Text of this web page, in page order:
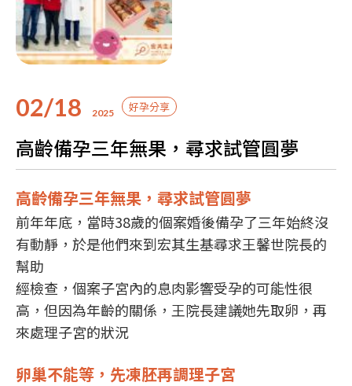
02/18 2025 好孕分享
高齡備孕三年無果，尋求試管圓夢
高齡備孕三年無果，尋求試管圓夢
前年年底，當時38歲的個案婚後備孕了三年始終沒
有動靜，於是他們來到宏其生基尋求王馨世院長的
幫助
經檢查，個案子宮內的息肉影響受孕的可能性很
高，但因為年齡的關係，王院長建議她先取卵，再
來處理子宮的狀況
卵巢不能等，先凍胚再調理子宮